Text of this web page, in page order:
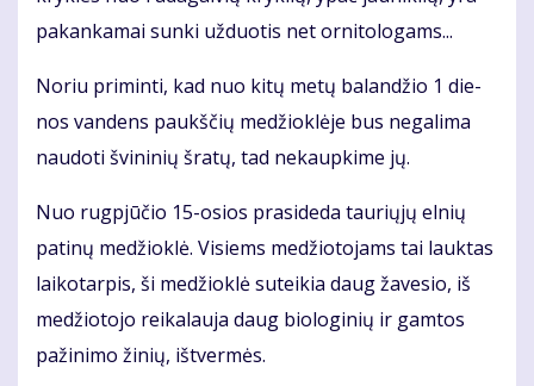
pa­kan­ka­mai sun­ki už­duo­tis net or­ni­to­lo­gams...
No­riu pri­min­ti, kad nuo ki­tų me­tų ba­lan­džio 1 die­
nos van­dens paukš­čių me­džiok­lė­je bus ne­ga­li­ma
nau­do­ti švi­ni­nių šra­tų, tad ne­kaup­ki­me jų.
Nuo rug­pjū­čio 15-osios pra­si­de­da tau­rių­jų el­nių
pa­ti­nų me­džiok­lė. Vi­siems me­džio­to­jams tai lauk­tas
lai­ko­tar­pis, ši me­džiok­lė su­tei­kia daug ža­ve­sio, iš
me­džio­to­jo rei­ka­lau­ja daug bio­lo­gi­nių ir gam­tos
pa­ži­ni­mo ži­nių, iš­tver­mės.